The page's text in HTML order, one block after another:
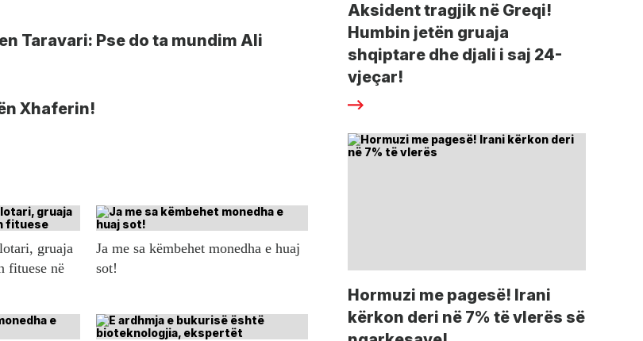
Taravari: Pse do ta mundim Ali
Xhaferin!
gruaja
fituese në
Ja me sa këmbehet monedha e huaj
sot!
Aksident tragjik në Greqi!
Humbin jetën gruaja
shqiptare dhe djali i saj 24-
vjeçar!
Hormuzi me pagesë! Irani
kërkon deri në 7% të vlerës së